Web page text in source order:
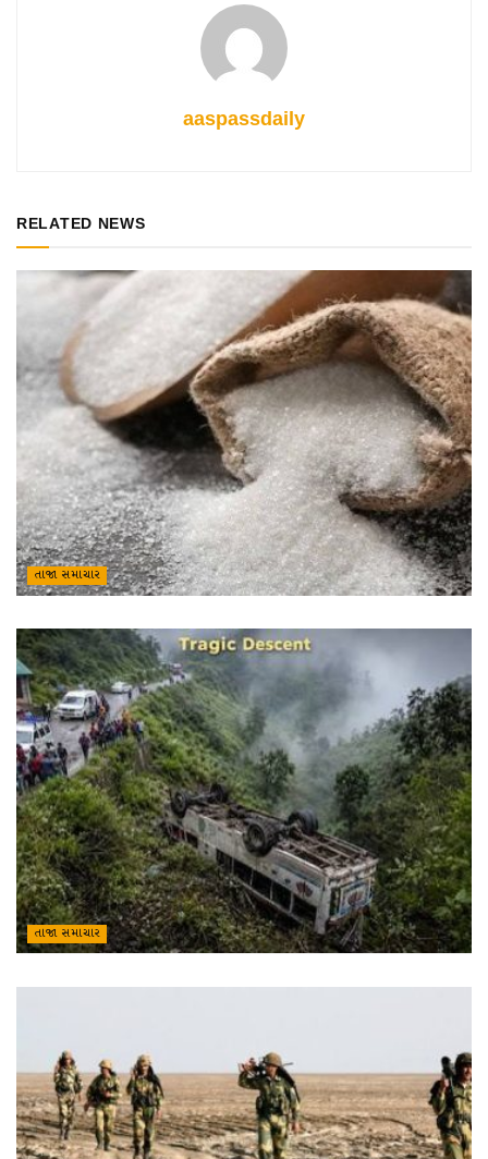
aaspassdaily
RELATED NEWS
તાજા સમાચાર
તાજા સમાચાર